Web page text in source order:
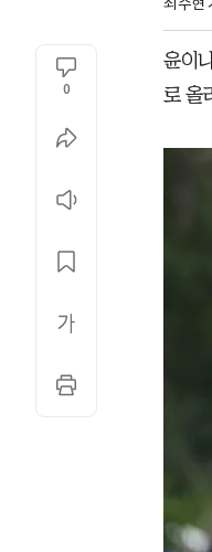
0
윤이
로 올